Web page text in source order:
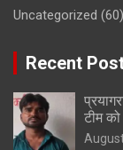
Uncategorized (60)
Recent
टीम